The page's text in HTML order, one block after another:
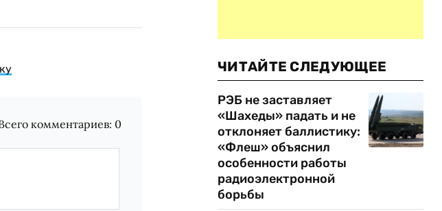
комментариев: 0
ЧИТАЙТЕ СЛЕДУЮЩЕЕ
РЭБ не заставляет
«Шахеды» падать и не
отклоняет баллистику:
«Флеш» объяснил
особенности работы
радиоэлектронной
борьбы